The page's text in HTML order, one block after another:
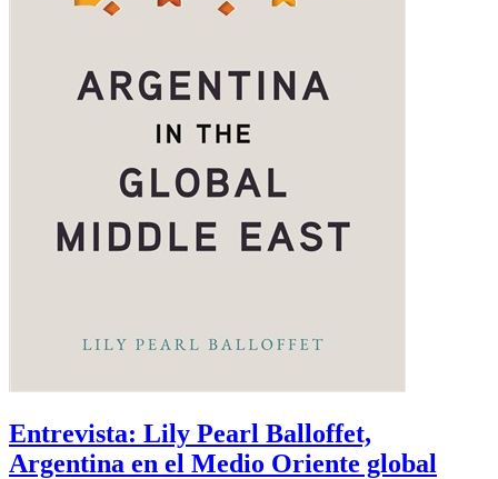
Entrevista: Lily Pearl Balloffet,
Argentina en el Medio Oriente global